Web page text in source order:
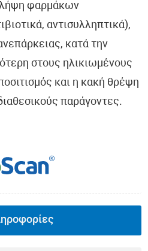
λήψη φαρμάκων
αντισυλληπτικά),
κατά την
στους ηλικιωμένους
και η κακή θρέψη
παράγοντες.